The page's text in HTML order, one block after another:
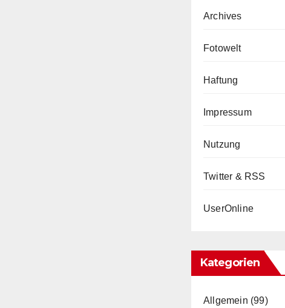
Archives
Fotowelt
Haftung
Impressum
Nutzung
Twitter & RSS
UserOnline
Kategorien
Allgemein (99)